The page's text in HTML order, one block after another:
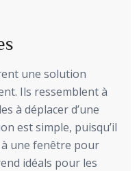
une solution
Ils ressemblent à
à déplacer d’une
est simple, puisqu’il
une fenêtre pour
idéals pour les